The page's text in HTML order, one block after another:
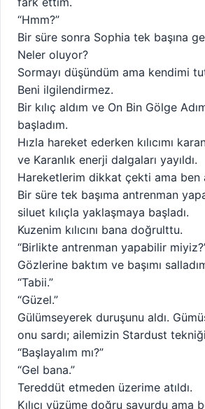
“Hmm?”
Bir süre sonra Sophia tek başına
Neler oluyor?
Sormayı düşündüm ama kendimi
Beni ilgilendirmez.
Bir kılıç aldım ve On Bin Gölge
başladım.
Hızla hareket ederken kılıcımı
ve Karanlık enerji dalgaları yayıldı.
Hareketlerim dikkat çekti ama ben
Bir süre tek başıma antrenman
siluet kılıçla yaklaşmaya başladı.
Kuzenim kılıcını bana doğrulttu.
“Birlikte antrenman yapabilir
Gözlerine baktım ve başımı
“Tabii.”
“Güzel.”
Gülümseyerek duruşunu aldı.
onu sardı; ailemizin Stardust
“Başlayalım mı?”
“Gel bana.”
Tereddüt etmeden üzerime atıldı.
Kılıcı yüzüme doğru savurdu ama